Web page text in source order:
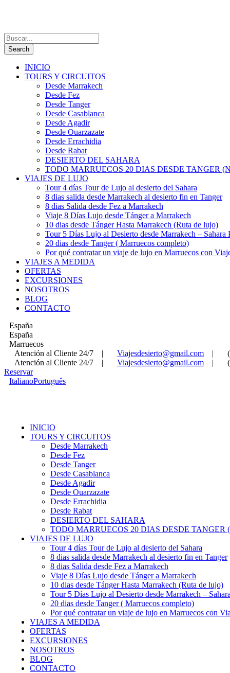
INICIO
TOURS Y CIRCUITOS
Desde Marrakech
Desde Fez
Desde Tanger
Desde Casablanca
Desde Agadir
Desde Ouarzazate
Desde Errachidia
Desde Rabat
DESIERTO DEL SAHARA
TODO MARRUECOS 20 DIAS DESDE TANGER
VIAJES DE LUJO
Tour 4 días Tour de Lujo al desierto del Sahara
8 dias salida desde Marrakech al desierto fin en Tanger
8 dias Salida desde Fez a Marrakech
Viaje 8 Días Lujo desde Tánger a Marrakech
10 dias desde Tánger Hasta Marrakech (Ruta de lujo)
Tour 5 Días Lujo al Desierto desde Marrakech – Sahara
20 dias desde Tanger ( Marruecos completo)
Por qué contratar un viaje de lujo en Marruecos con
VIAJES A MEDIDA
OFERTAS
EXCURSIONES
NOSOTROS
BLOG
CONTACTO
España
España
Marruecos
Atención al Cliente 24/7
| Viajesdesierto@gmail.com |
Atención al Cliente 24/7
| Viajesdesierto@gmail.com |
Reservar
ItalianoPortuguês
INICIO
TOURS Y CIRCUITOS
Desde Marrakech
Desde Fez
Desde Tanger
Desde Casablanca
Desde Agadir
Desde Ouarzazate
Desde Errachidia
Desde Rabat
DESIERTO DEL SAHARA
TODO MARRUECOS 20 DIAS DESDE TANGER
VIAJES DE LUJO
Tour 4 días Tour de Lujo al desierto del Sahara
8 dias salida desde Marrakech al desierto fin en Tanger
8 dias Salida desde Fez a Marrakech
Viaje 8 Días Lujo desde Tánger a Marrakech
10 dias desde Tánger Hasta Marrakech (Ruta de lujo)
Tour 5 Días Lujo al Desierto desde Marrakech –
20 dias desde Tanger ( Marruecos completo)
Por qué contratar un viaje de lujo en Marruecos con
VIAJES A MEDIDA
OFERTAS
EXCURSIONES
NOSOTROS
BLOG
CONTACTO